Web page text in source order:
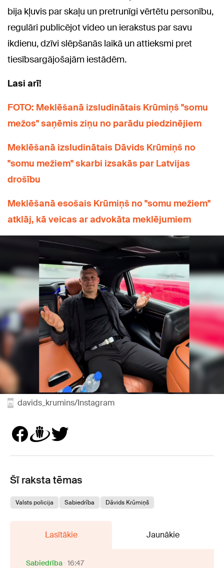
bija kļuvis par skaļu un pretrunīgi vērtētu personību,
regulāri publicējot video un ierakstus par savu
ikdienu, dzīvi slēpšanās laikā un attieksmi pret
tiesībsargājošajām iestādēm.
Lasi arī!
FOTO: Meklēšanā izsludinātais Krūmiņš "somu
mežos" saņēmis ziņu no parādu piedzinējiem
Meklēšanā izsludinātais Dāvids Krūmiņš no
"somu mežiem" skarbi izsakās par Latvijas
drošību
Meklēšanā esošais Krūmiņš no "somu mežiem"
atklāj, kā veicas ar advokāta meklējumiem
davids_krumins/Instagram
Šī raksta tēmas
Valsts policija Sabiedrība Dāvids Krūmiņš
Lasītākie Jaunākie
Sabiedrība 16:47